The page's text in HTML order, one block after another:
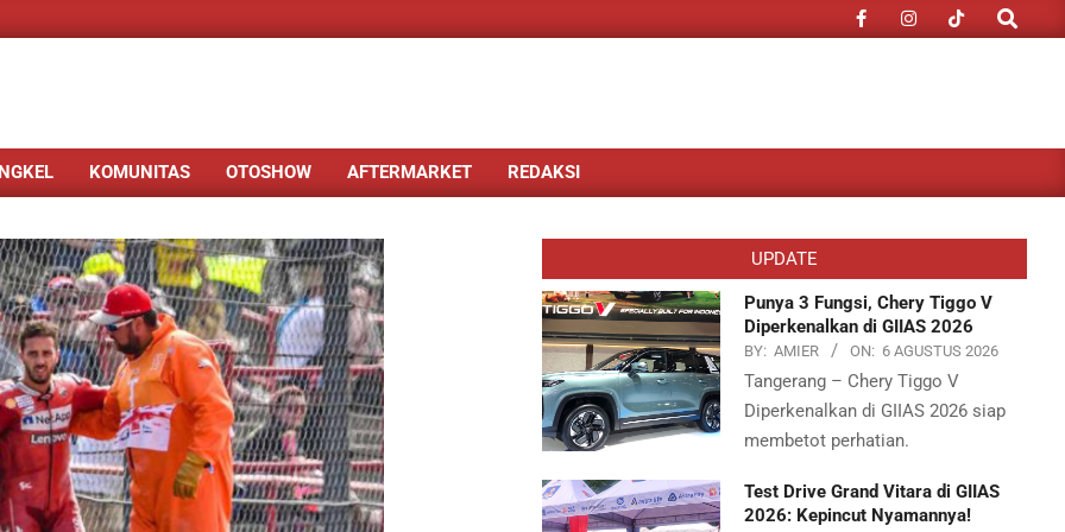
Search
KOMUNITAS OTOSHOW AFTERMARKET REDAKSI
UPDATE
Punya 3 Fungsi, Chery Tiggo V
Diperkenalkan di GIIAS 2026
BY: AMIER ON: 6 AGUSTUS 2026
Tangerang – Chery Tiggo V
Diperkenalkan di GIIAS 2026 siap
membetot perhatian.
Test Drive Grand Vitara di GIIAS
2026: Kepincut Nyamannya!